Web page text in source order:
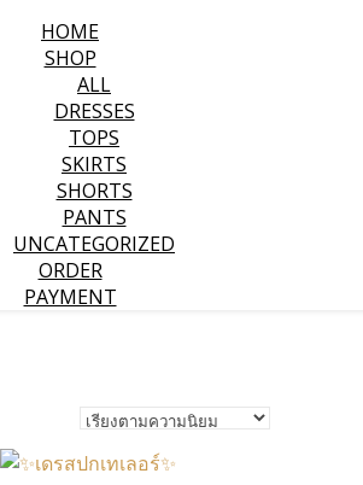
HOME
SHOP
ALL
DRESSES
TOPS
SKIRTS
SHORTS
PANTS
UNCATEGORIZED
ORDER
PAYMENT